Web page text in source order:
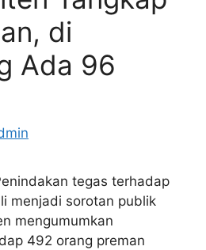
di
Ada 96
tegas terhadap
menjadi sorotan publik
mengumumkan
492 orang preman